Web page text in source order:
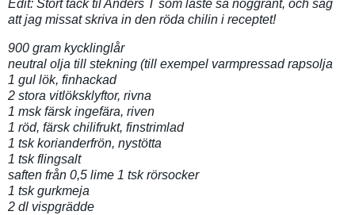
Edit: Stort tack til Anders T som läste så noggrant, och såg
att jag missat skriva in den röda chilin i receptet!
900 gram kycklinglår
neutral olja till stekning (till exempel varmpressad rapsolja
1 gul lök, finhackad
2 stora vitlöksklyftor, rivna
1 msk färsk ingefära, riven
1 röd, färsk chilifrukt, finstrimlad
1 tsk korianderfrön, nystötta
1 tsk flingsalt
saften från 0,5 lime 1 tsk rörsocker
1 tsk gurkmeja
2 dl vispgrädde